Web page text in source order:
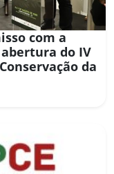
com a
do IV
da